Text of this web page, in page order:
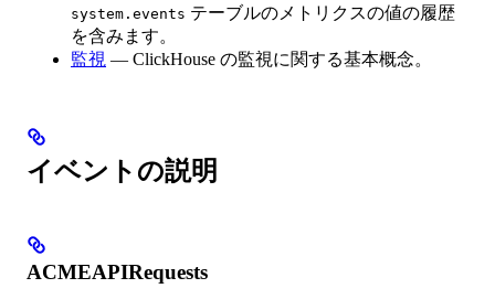
system.events テーブルのメトリクスの値の履歴
を含みます。
監視 — ClickHouse の監視に関する基本概念。
イベントの説明
ACMEAPIRequests